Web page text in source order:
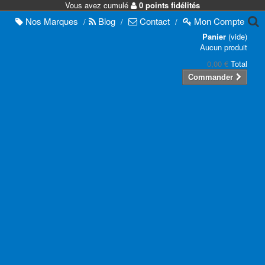
Vous avez cumulé 0 points fidélités
Nos Marques / Blog / Contact / MonCompte
Panier (vide)
Aucun produit
0,00 € Total
Commander